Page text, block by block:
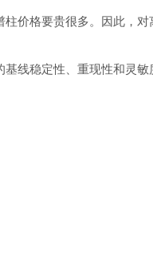
格要贵很多。因此，对
线稳定性、重现性和灵敏